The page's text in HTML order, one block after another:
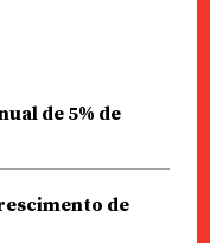
de 5% de
de